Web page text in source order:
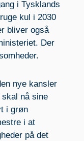
i Tysklands
kul i 2030
bliver også
Der
nye kansler
nå sine
i grøn
i at
på det